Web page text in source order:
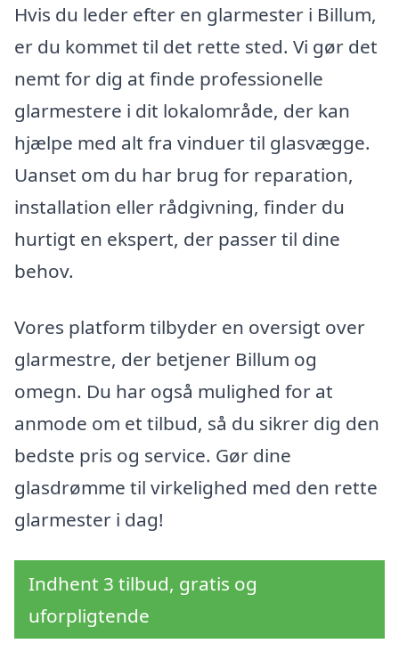
Hvis du leder efter en glarmester i Billum,
er du kommet til det rette sted. Vi gør det
nemt for dig at finde professionelle
glarmestere i dit lokalområde, der kan
hjælpe med alt fra vinduer til glasvægge.
Uanset om du har brug for reparation,
installation eller rådgivning, finder du
hurtigt en ekspert, der passer til dine
behov.
Vores platform tilbyder en oversigt over
glarmestre, der betjener Billum og
omegn. Du har også mulighed for at
anmode om et tilbud, så du sikrer dig den
bedste pris og service. Gør dine
glasdrømme til virkelighed med den rette
glarmester i dag!
Indhent 3 tilbud, gratis og
uforpligtende